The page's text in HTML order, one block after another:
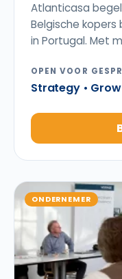
Atlanticasa
Belgische
in Portugal. Met
OPEN VOOR
Strategy •
ONDERNEMER